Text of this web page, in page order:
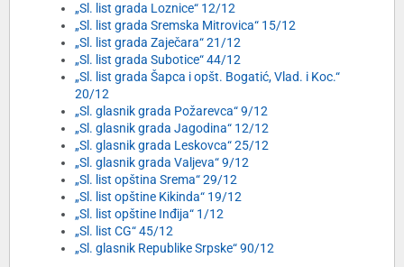
„Sl. list grada Loznice“ 12/12
„Sl. list grada Sremska Mitrovica“ 15/12
„Sl. list grada Zaječara“ 21/12
„Sl. list grada Subotice“ 44/12
„Sl. list grada Šapca i opšt. Bogatić, Vlad. i Koc.“
20/12
„Sl. glasnik grada Požarevca“ 9/12
„Sl. glasnik grada Jagodina“ 12/12
„Sl. glasnik grada Leskovca“ 25/12
„Sl. glasnik grada Valjeva“ 9/12
„Sl. list opština Srema“ 29/12
„Sl. list opštine Kikinda“ 19/12
„Sl. list opštine Inđija“ 1/12
„Sl. list CG“ 45/12
„Sl. glasnik Republike Srpske“ 90/12